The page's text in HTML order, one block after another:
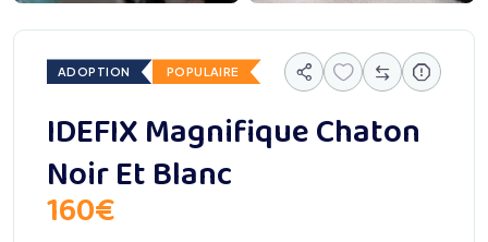
ADOPTION POPULAIRE
IDEFIX Magnifique Chaton
Noir Et Blanc
160€